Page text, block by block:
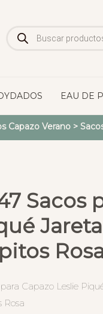
de
productos
EAU DE
Capazo Verano>
Sacos
Capazo Leslie
Rosa